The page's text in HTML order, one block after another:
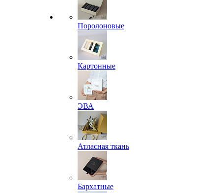
Поролоновые
Картонные
ЭВА
Атласная ткань
Бархатные